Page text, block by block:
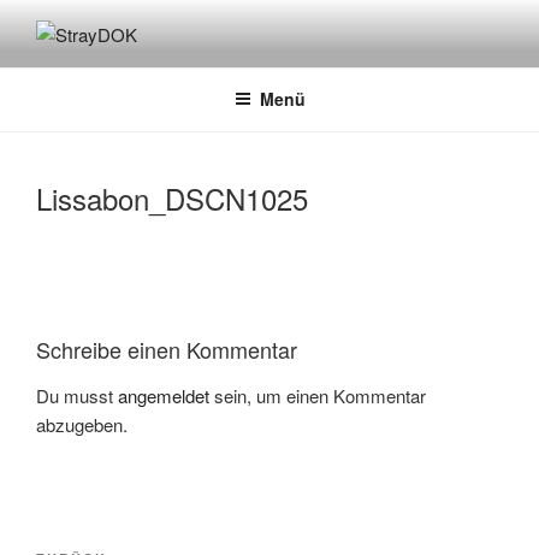
Inhalt
springenSTRAYDOK
Menü
Lissabon_DSCN1025
Schreibe einen Kommentar
Du musstangemeldetsein, um einen Kommentar
abzugeben.
Beitragsnavigation